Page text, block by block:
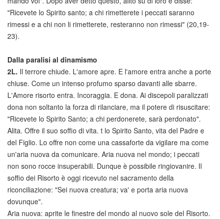
"Ricevete lo Spirito santo; a chi rimetterete i peccati saranno
rimessi e a chi non li rimetterete, resteranno non rimessi" (20,19-
23).
Dalla paralisi al dinamismo
2L. Il terrore chiude. L'amore apre. E l'amore entra anche a porte
chiuse. Come un intenso profumo sparso davanti alle sbarre.
L'Amore risorto entra. Incoraggia. E dona. Ai discepoli paralizzati
dona non soltanto la forza di rilanciare, ma il potere di risuscitare:
"Ricevete lo Spirito Santo; a chi perdonerete, sarà perdonato".
Alita. Offre il suo soffio di vita. t lo Spirito Santo, vita del Padre e
del Figlio. Lo offre non come una cassaforte da vigilare ma come
un'aria nuova da comunicare. Aria nuova nel mondo; i peccati
non sono rocce insuperabili. Dunque è possibile ringiovanire. Il
soffio dei Risorto è oggi ricevuto nel sacramento della
riconciliazione: "Sei nuova creatura; va' e porta aria nuova
dovunque".
Aria nuova: aprite le finestre del mondo al nuovo sole del Risorto.